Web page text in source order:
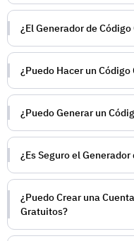
¿El Generador de
¿Puedo Hacer un
¿Puedo Generar un
¿Es Seguro el Generador
¿Puedo Crear una
Gratuitos?